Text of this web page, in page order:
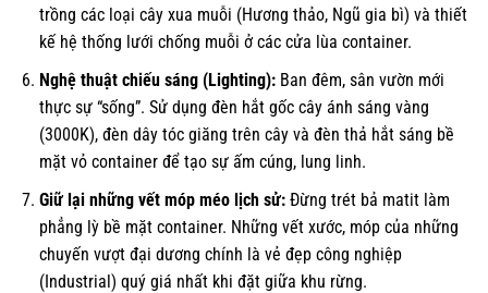
trồng các loại cây xua muỗi (Hương thảo, Ngũ gia bì) và thiết
kế hệ thống lưới chống muỗi ở các cửa lùa container.
Nghệ thuật chiếu sáng (Lighting):Ban đêm, sân vườn mới
thực sự “sống”. Sử dụng đèn hắt gốc cây ánh sáng vàng
(3000K), đèn dây tóc giăng trên cây và đèn thả hắt sáng bề
mặt vỏ container để tạo sự ấm cúng, lung linh.
Giữ lại những vết móp méo lịch sử:Đừng trét bả matit làm
phẳng lỳ bề mặt container. Những vết xước, móp của những
chuyến vượt đại dương chính là vẻ đẹp công nghiệp
(Industrial) quý giá nhất khi đặt giữa khu rừng.